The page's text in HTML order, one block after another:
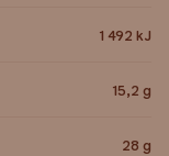
1 492 kJ
15,2 g
28 g